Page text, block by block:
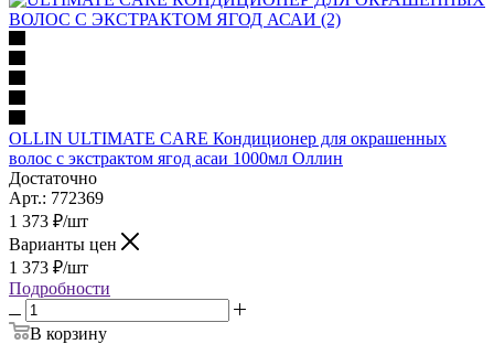
OLLIN ULTIMATE CARE Кондиционер для окрашенных
волос с экстрактом ягод асаи 1000мл Оллин
Достаточно
Арт.: 772369
1 373 ₽/шт
Варианты цен
1 373 ₽/шт
Подробности
В корзину